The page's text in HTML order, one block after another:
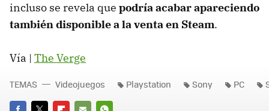
incluso se revela que podría acabar apareciendo
también disponible a la venta en Steam.
Vía | The Verge
TEMAS Videojuegos Playstation Sony PC